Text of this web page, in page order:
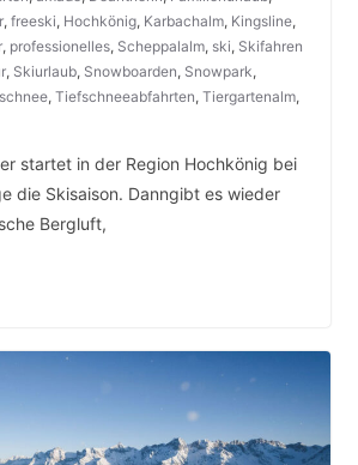
, freeski, Hochkönig, Karbachalm, Kingsline,
, professionelles, Scheppalalm, ski, Skifahren
, Skiurlaub, Snowboarden, Snowpark,
, Tiefschneeabfahrten, Tiergartenalm,
startet in der Region Hochkönig bei
die Skisaison. Danngibt es wieder
Bergluft,